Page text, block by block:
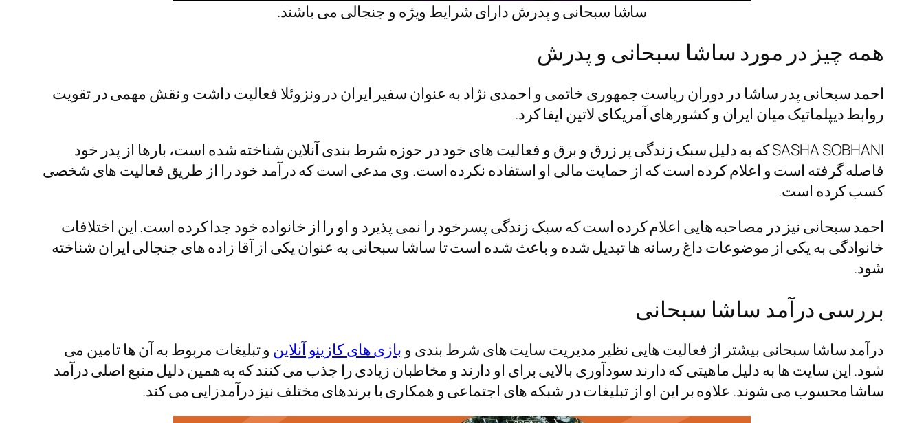
ساشا سبحانی و پدرش دارای شرایط ویژه و جنجالی می باشند.
همه چیز در مورد ساشا سبحانی و پدرش
احمد سبحانی پدر ساشا در دوران ریاست جمهوری خاتمی و احمدی‌ نژاد به عنوان سفیر ایران در ونزوئلا فعالیت داشت و نقش مهمی در تقویت
روابط دیپلماتیک میان ایران و کشورهای آمریکای لاتین ایفا کرد.
SASHA SOBHANI که به دلیل سبک زندگی پر زرق و برق و فعالیت‌ های خود در حوزه شرط‌ بندی آنلاین شناخته شده است، بارها از پدر خود
فاصله گرفته است و اعلام کرده است که از حمایت مالی او استفاده نکرده است. وی مدعی است که درآمد خود را از طریق فعالیت‌ های شخصی
کسب کرده است.
احمد سبحانی نیز در مصاحبه‌ هایی اعلام کرده است که سبک زندگی پسرخود را نمی‌ پذیرد و او را از خانواده خود جدا کرده است. این اختلافات
خانوادگی به یکی از موضوعات داغ رسانه‌ ها تبدیل شده و باعث شده است تا ساشا سبحانی به عنوان یکی از آقا زاده‌ های جنجالی ایران شناخته
شود.
بررسی درآمد ساشا سبحانی
درآمد ساشا سبحانی بیشتر از فعالیت‌ هایی نظیر مدیریت سایت‌ های شرط‌ بندی و بازی‌ های کازینو آنلاین و تبلیغات مربوط به آن‌ ها تامین می‌
شود. این سایت‌ ها به دلیل ماهیتی که دارند سودآوری بالایی برای او دارند و مخاطبان زیادی را جذب می‌ کنند که به همین دلیل منبع اصلی درآمد
ساشا محسوب می‌ شوند. علاوه بر این او از تبلیغات در شبکه‌ های اجتماعی و همکاری با برندهای مختلف نیز درآمدزایی می‌ کند.